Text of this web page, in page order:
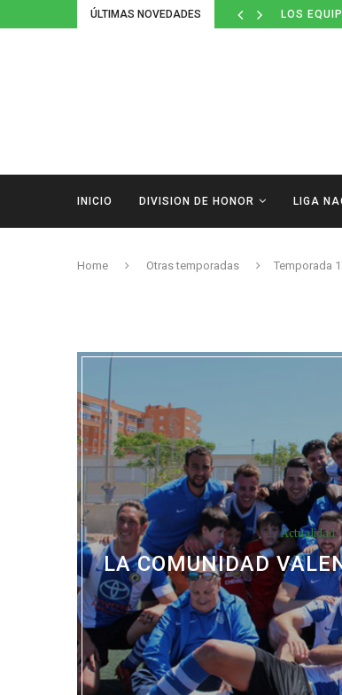
ÚLTIMAS NOVEDADES LOS
INICIO DIVISION DE HONOR LIGA
Home Otras temporadas Temporada
Actualidad
LA COMUNIDAD